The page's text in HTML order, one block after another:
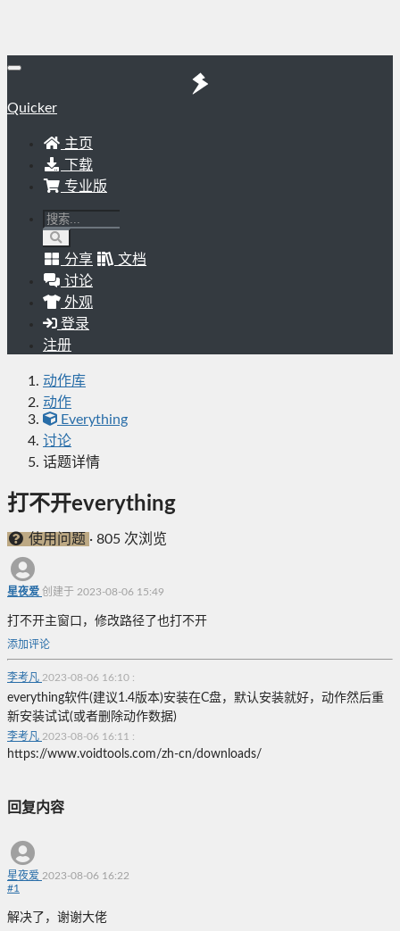
Quicker
主页
下载
专业版
分享
文档
讨论
外观
登录
注册
动作库
动作
Everything
讨论
话题详情
打不开everything
使用问题 · 805 次浏览
星夜爱 创建于 2023-08-06 15:49
打不开主窗口，修改路径了也打不开
添加评论
李考凡 2023-08-06 16:10 :
everything软件(建议1.4版本)安装在C盘，默认安装就好，动作然后重
新安装试试(或者删除动作数据)
李考凡 2023-08-06 16:11 :
https://www.voidtools.com/zh-cn/downloads/
回复内容
星夜爱 2023-08-06 16:22
#1
解决了，谢谢大佬